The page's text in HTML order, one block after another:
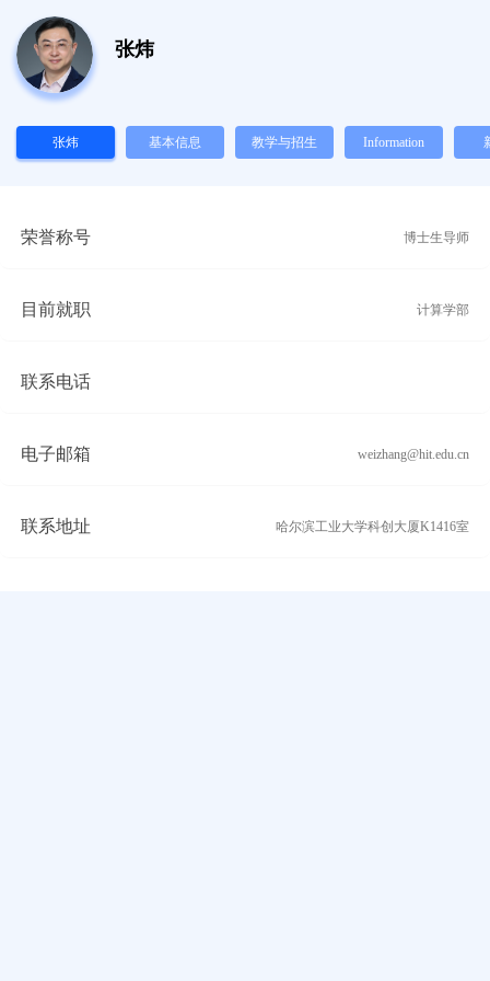
张炜
张炜 基本信息 教学与招生 Information
荣誉称号 博士生导师
目前就职 计算学部
联系电话
电子邮箱 weizhang@hit.edu.cn
联系地址 哈尔滨工业大学科创大厦K1416室